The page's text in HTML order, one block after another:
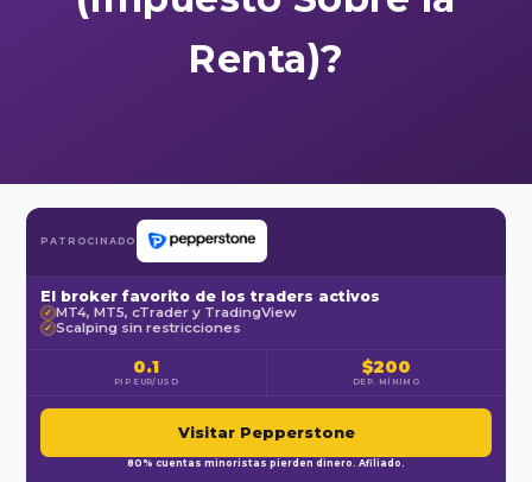
Renta)?
PATROCINADO
El broker favorito de los traders activos
✓ MT4, MT5, cTrader y TradingView
✓ Scalping sin restricciones
0.1
PIP EUR/USD
$200
DEP. MÍNIMO
Visitar Pepperstone
80% cuentas minoristas pierden dinero. Afiliado.